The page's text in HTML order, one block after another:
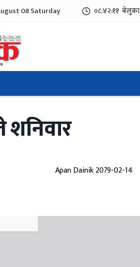
08 Saturday ०८:४२:१२ बेलुका
Apan Dainik 2079-02-14